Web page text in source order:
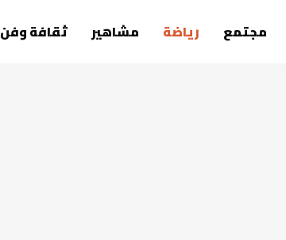
مجتمع رياضة مشاهير ثقافة وفن